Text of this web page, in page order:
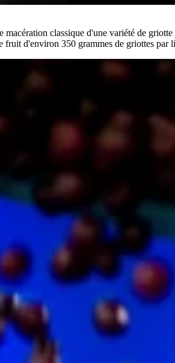
classique d'une variété de
d'environ 350 grammes de griottes par